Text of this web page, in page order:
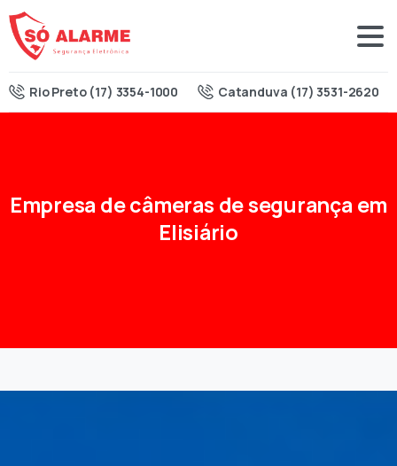
Rio Preto (17) 3354-1000 Catanduva (17) 3531-2620
Empresa decâmeras desegurança em
Elisiário